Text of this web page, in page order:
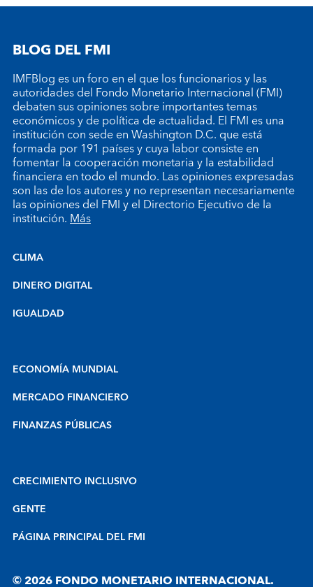
BLOG DEL FMI
IMFBlog es un foro en el que los funcionarios y las
autoridades del Fondo Monetario Internacional (FMI)
debaten sus opiniones sobre importantes temas
económicos y de política de actualidad. El FMI es una
institución con sede en Washington D.C. que está
formada por 191 países y cuya labor consiste en
fomentar la cooperación monetaria y la estabilidad
financiera en todo el mundo. Las opiniones expresadas
son las de los autores y no representan necesariamente
las opiniones del FMI y el Directorio Ejecutivo de la
institución.Más
CLIMA
DINERO DIGITAL
IGUALDAD
ECONOMÍA MUNDIAL
MERCADO FINANCIERO
FINANZAS PÚBLICAS
CRECIMIENTO INCLUSIVO
GENTE
PÁGINA PRINCIPAL DEL FMI
© 2026 FONDO MONETARIO INTERNACIONAL.